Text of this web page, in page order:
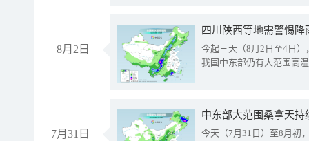
8月2日
今起三天（8月2日至4日
我国中东部仍有大范围高
7月31日
中东部大范围桑拿天
今天（7月31日）至8月初